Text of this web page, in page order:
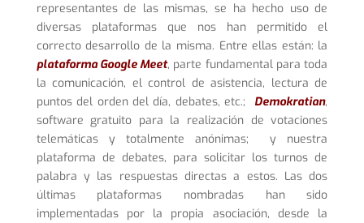
representantes de las mismas, se ha hecho uso de
diversas plataformas que nos han permitido el
correcto desarrollo de la misma. Entre ellas están: la
plataforma Google Meet, parte fundamental para toda
la comunicación, el control de asistencia, lectura de
puntos del orden del día, debates, etc.; Demokratian,
software gratuito para la realización de votaciones
telemáticas y totalmente anónimas; y nuestra
plataforma de debates, para solicitar los turnos de
palabra y las respuestas directas a estos. Las dos
últimas plataformas nombradas han sido
implementadas por la propia asociación, desde la